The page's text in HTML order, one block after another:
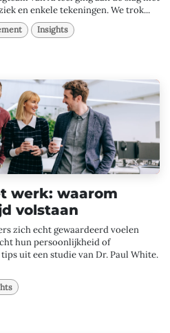
en enkele tekeningen. We trok...
Insights
werk: waarom
volstaan
zich echt gewaardeerd voelen
hun persoonlijkheid of
uit een studie van Dr. Paul White.